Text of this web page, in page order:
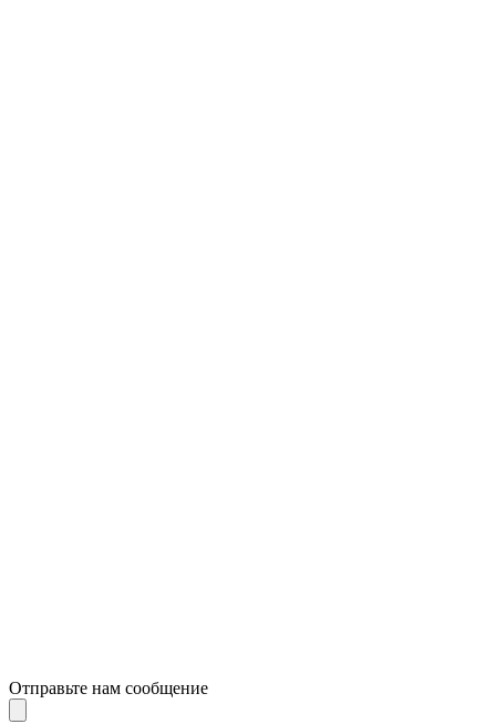
Отправьте нам сообщение